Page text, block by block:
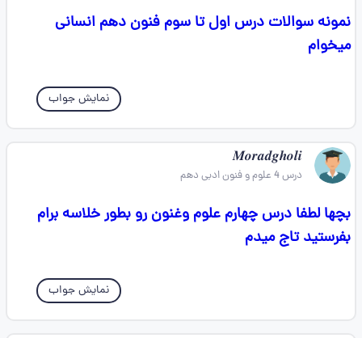
نمونه سوالات درس اول تا سوم فنون دهم انسانی
میخوام
نمایش جواب
𝑴𝒐𝒓𝒂𝒅𝒈𝒉𝒐𝒍𝒊
درس 4 علوم و فنون ادبی دهم
بچها لطفا درس چهارم علوم وغنون رو بطور خلاسه برام
بفرستید تاج میدم
نمایش جواب